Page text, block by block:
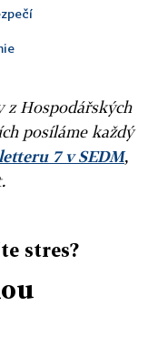
Hospodářských
posíláme každý
7 v SEDM,
stres?